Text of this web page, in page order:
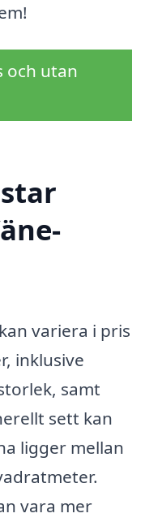
och utan
variera i pris
inklusive
samt
sett kan
ligger mellan
vara mer